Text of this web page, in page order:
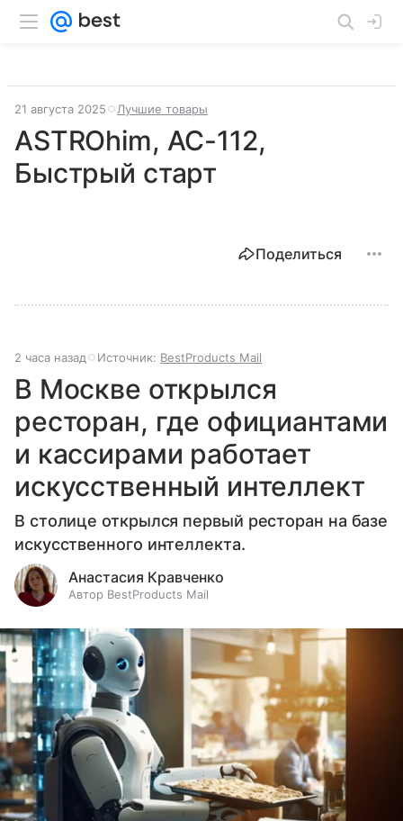
21 августа 2025 Лучшие товары
ASTROhim, АС-112,
Быстрый старт
Поделиться
2 часа назад Источник: BestProducts Mail
В Москве открылся
ресторан, где официантами
и кассирами работает
искусственный интеллект
В столице открылся первый ресторан на базе
искусственного интеллекта.
Анастасия Кравченко
Автор BestProducts Mail